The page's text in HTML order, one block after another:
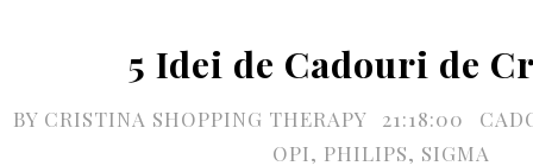
5 Idei de Cadouri de
BY CRISTINA SHOPPING THERAPY 21:18:00
OPI, PHILIPS, SIGMA